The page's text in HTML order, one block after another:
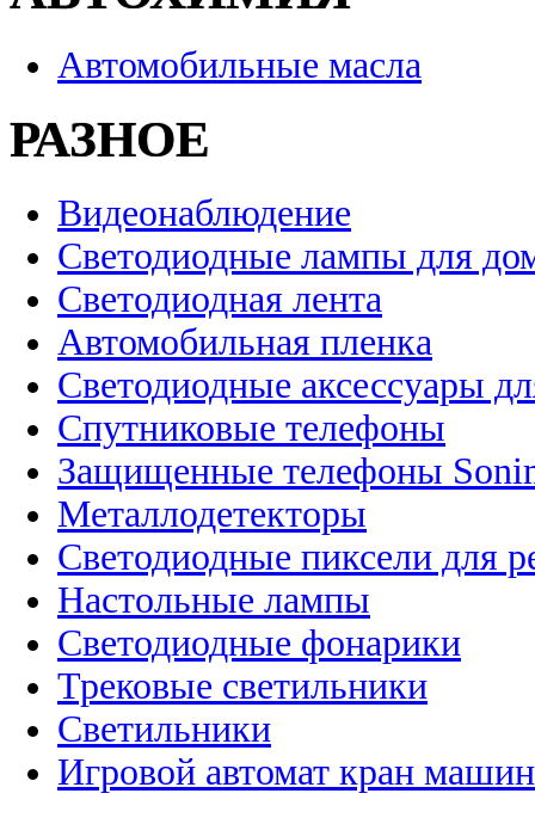
Автомобильные масла
РАЗНОЕ
Видеонаблюдение
Светодиодные лампы для
Светодиодная лента
Автомобильная пленка
Светодиодные аксессуары
Спутниковые телефоны
Защищенные телефоны
Металлодетекторы
Светодиодные пиксели для
Настольные лампы
Светодиодные фонарики
Трековые светильники
Светильники
Игровой автомат кран